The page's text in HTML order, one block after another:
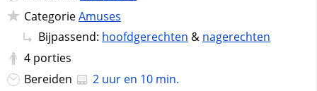
CategorieAmuses
Bijpassend: hoofdgerechten & nagerechten
4 porties
Bereiden
2 uur en 10 min.